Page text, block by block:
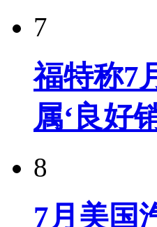
7
福特称7
属‘良好
8
7月美国